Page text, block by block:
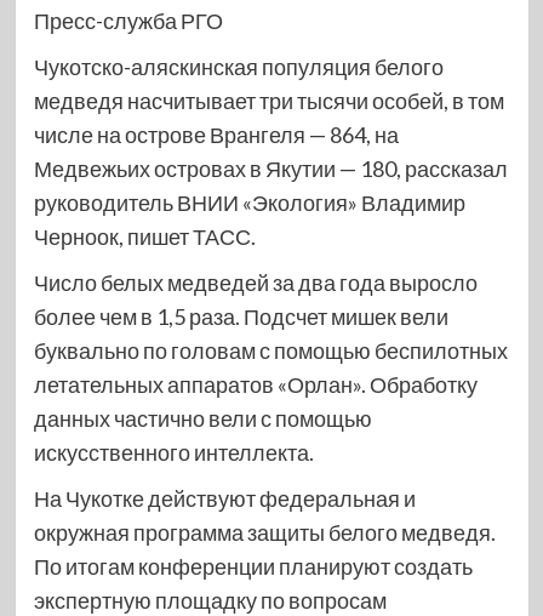
Пресс-служба РГО
Чукотско-аляскинская популяция белого
медведя насчитывает три тысячи особей, в том
числе на острове Врангеля — 864, на
Медвежьих островах в Якутии — 180, рассказал
руководитель ВНИИ «Экология» Владимир
Черноок, пишет ТАСС.
Число белых медведей за два года выросло
более чем в 1,5 раза. Подсчет мишек вели
буквально по головам с помощью беспилотных
летательных аппаратов «Орлан». Обработку
данных частично вели с помощью
искусственного интеллекта.
На Чукотке действуют федеральная и
окружная программа защиты белого медведя.
По итогам конференции планируют создать
экспертную площадку по вопросам